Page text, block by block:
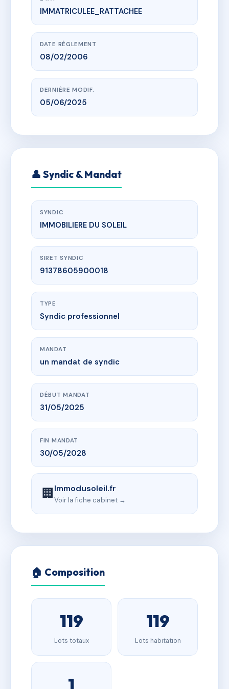
www.vme.plus/AA9607656
LES GRANGES D'ARVIEUX
la chalp, 05350 Arvieux
IMMATRICULEE_RATTACHEE
DATE RÈGLEMENT
08/02/2006
DERNIÈRE MODIF.
05/06/2025
👤 Syndic & Mandat
SYNDIC
IMMOBILIERE DU SOLEIL
SIRET SYNDIC
91378605900018
TYPE
Syndic professionnel
MANDAT
un mandat de syndic
DÉBUT MANDAT
31/05/2025
FIN MANDAT
30/05/2028
🏢Immodusoleil.fr
Voir la fiche cabinet →
🏠 Composition
119
Lots totaux
119
Lots habitation
1